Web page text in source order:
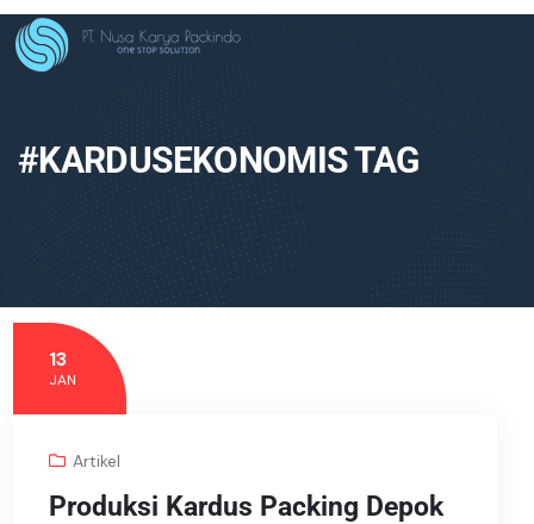
#KARDUSEKONOMIS TAG
13
JAN
Artikel
Produksi Kardus Packing Depok